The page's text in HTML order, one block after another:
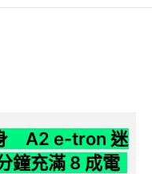
A2 e-tron 迷
鐘充滿 8 成電